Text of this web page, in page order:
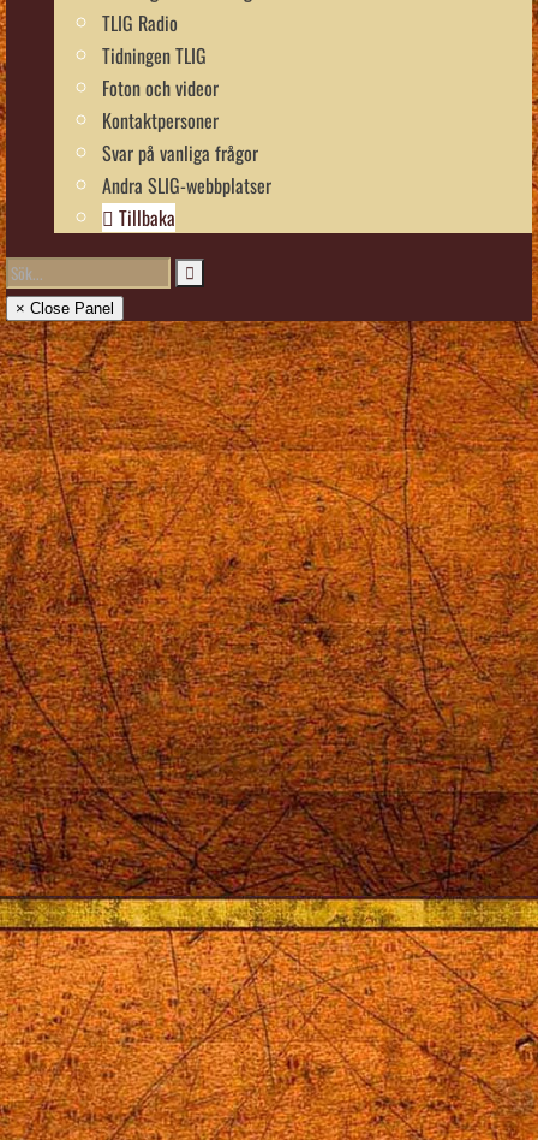
TLIG Radio
Tidningen TLIG
Foton och videor
Kontaktpersoner
Svar på vanliga frågor
Andra SLIG-webbplatser
Tillbaka
× Close Panel